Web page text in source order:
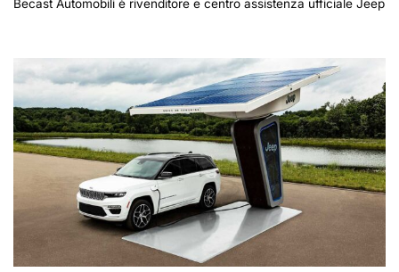
Becast Automobili è rivenditore e centro assistenza ufficiale Jeep